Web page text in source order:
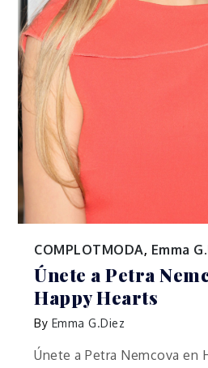
COMPLOTMODA, Emma
Únete a Petra
Happy Hearts
By Emma G.Diez
Únete a Petra Nemcova en